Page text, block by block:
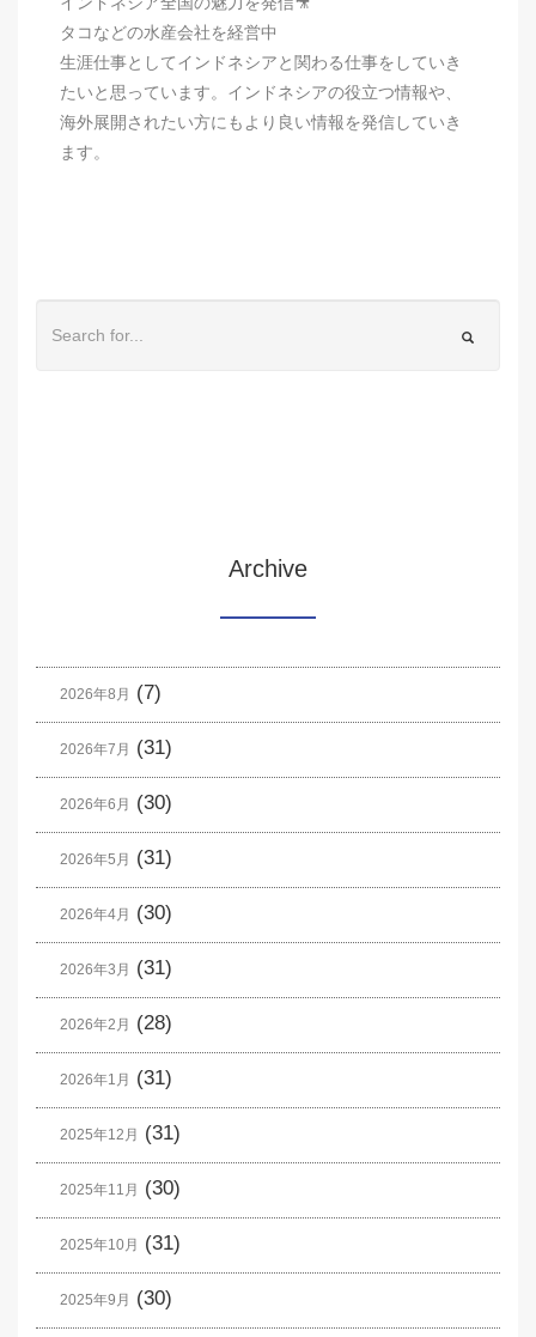
タコなどの水産会社を経営中
生涯仕事としてインドネシアと関わる仕事をしていき
たいと思っています。インドネシアの役立つ情報や、
海外展開されたい方にもより良い情報を発信していき
ます。
Archive
2026年8月 (7)
2026年7月 (31)
2026年6月 (30)
2026年5月 (31)
2026年4月 (30)
2026年3月 (31)
2026年2月 (28)
2026年1月 (31)
2025年12月 (31)
2025年11月 (30)
2025年10月 (31)
2025年9月 (30)